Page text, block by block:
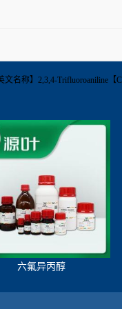
文名称】2,3,4-Trifluoroaniline
六氟异丙醇